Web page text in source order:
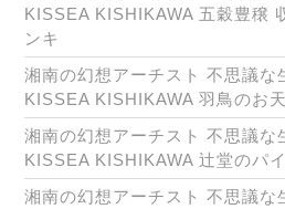
KISSEA KISHIKAWA 五穀豊穣
ンキ
湘南の幻想アーチスト 不思議な
KISSEA KISHIKAWA 羽鳥のお
湘南の幻想アーチスト 不思議な
KISSEA KISHIKAWA 辻堂のパ
湘南の幻想アーチスト 不思議な